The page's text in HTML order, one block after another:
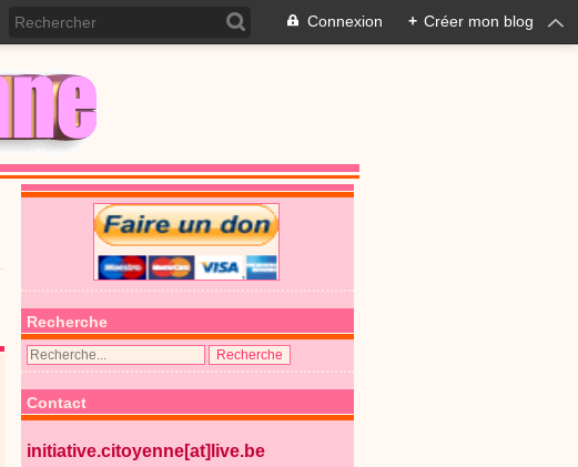
Connexion + Créer mon blog
Recherche
Contact
initiative.citoyenne[at]live.be